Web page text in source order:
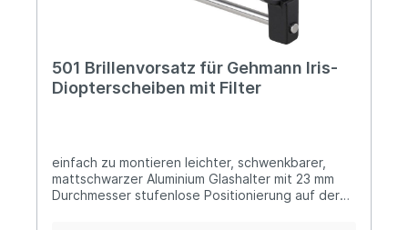
501 Brillenvorsatz für Gehmann Iris-
Diopterscheiben mit Filter
einfach zu montieren leichter, schwenkbarer,
mattschwarzer Aluminium Glashalter mit 23 mm
Durchmesser stufenlose Positionierung auf der